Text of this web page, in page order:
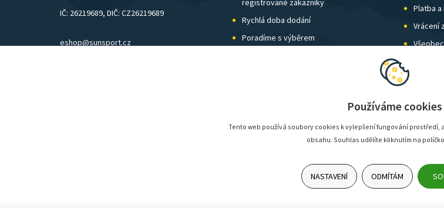
IČ: 26219689, DIČ: CZ26219689
eshop@sunsport.cz
registrované zákazníky
Rychlá doba dodání
Poradíme s výběrem
Platba a
Vrácení
Používáme cookies
Tento web používá soubory cookies k vylepšení fungování
obsahu. Souhlas udělíte kliknutím na
NASTAVENÍ ODMÍTÁM